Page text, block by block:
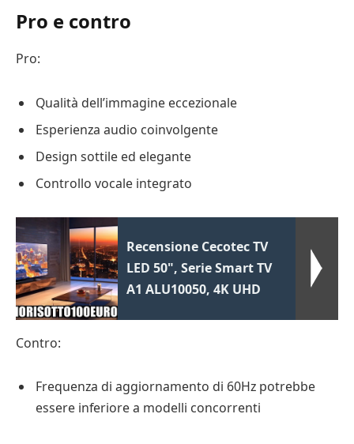
Pro e contro
Pro:
Qualità dell’immagine eccezionale
Esperienza audio coinvolgente
Design sottile ed elegante
Controllo vocale integrato
Recensione Cecotec TV
LED 50", Serie Smart TV
A1 ALU10050, 4K UHD
Contro:
Frequenza di aggiornamento di 60Hz potrebbe
essere inferiore a modelli concorrenti